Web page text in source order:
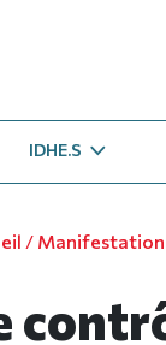
IDHE.S
/